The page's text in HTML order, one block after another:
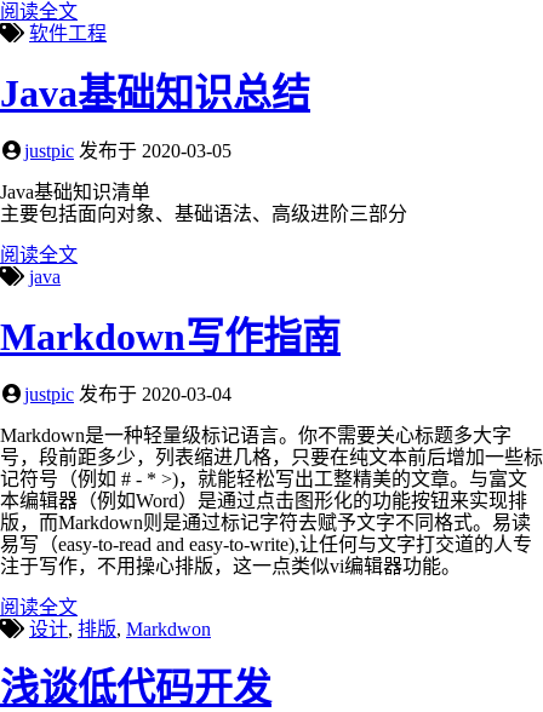
阅读全文
软件工程
Java基础知识总结
justpic 发布于 2020-03-05
Java基础知识清单
主要包括面向对象、基础语法、高级进阶三部分
阅读全文
java
Markdown写作指南
justpic 发布于 2020-03-04
Markdown是一种轻量级标记语言。你不需要关心标题多大字
号，段前距多少，列表缩进几格，只要在纯文本前后增加一些标
记符号（例如 # - * >)，就能轻松写出工整精美的文章。与富文
本编辑器（例如Word）是通过点击图形化的功能按钮来实现排
版，而Markdown则是通过标记字符去赋予文字不同格式。易读
易写（easy-to-read and easy-to-write),让任何与文字打交道的人专
注于写作，不用操心排版，这一点类似vi编辑器功能。
阅读全文
设计, 排版, Markdwon
浅谈低代码开发